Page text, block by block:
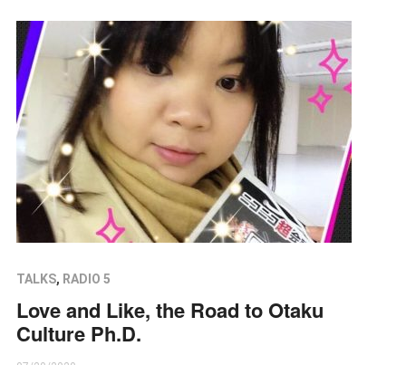
TALKS, RADIO 5
Love and Like, the Road to Otaku
Culture Ph.D.